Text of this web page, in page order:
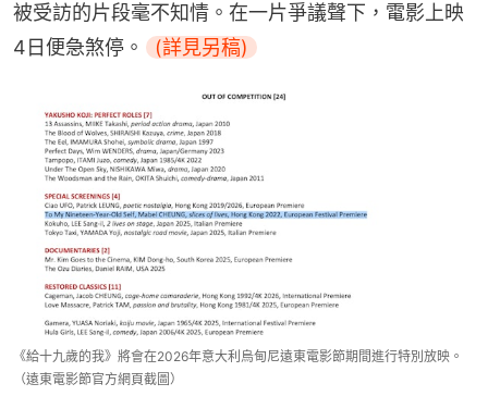
被受訪的片段毫不知情。在一片爭議聲下，電影上映
4日便急煞停。
(詳見另稿)
《給十九歲的我》將會在2026年意大利烏甸尼遠東電影節期間進行特別放映。
（遠東電影節官方網頁截圖）